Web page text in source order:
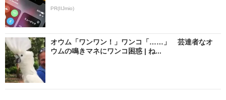
PR(IIJmio)
オウム「ワンワン！」ワンコ「……」 芸達者なオ
ウムの鳴きマネにワンコ困惑 | ね...